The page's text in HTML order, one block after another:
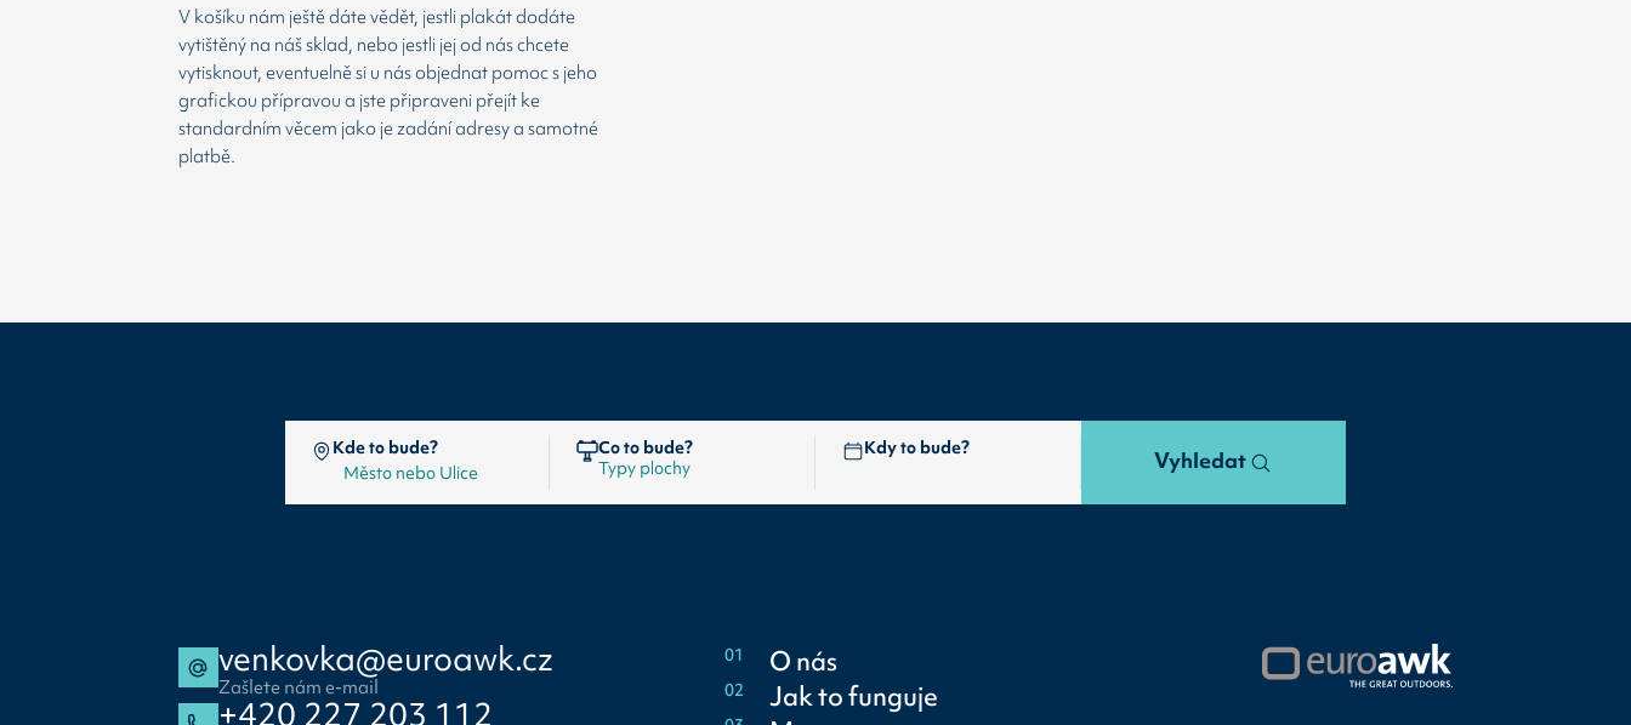
V košíku nám ještě dáte vědět, jestli plakát dodáte
vytištěný na náš sklad, nebo jestli jej od nás chcete
vytisknout, eventuelně si u nás objednat pomoc s jeho
grafickou přípravou a jste připraveni přejít ke
standardním věcem jako je zadání adresy a samotné
platbě.
Kde to bude? Co to bude? Kdy to bude? Vyhledat
venkovka@euroawk.cz
Zašlete nám e-mail
+420 227 203 112
01 O nás
02 Jak to funguje